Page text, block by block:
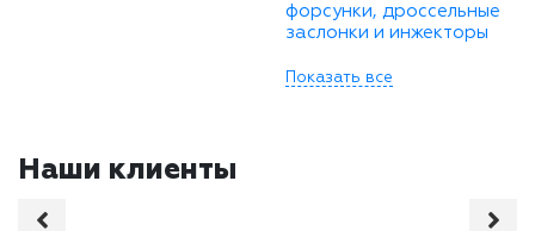
форсунки, дроссельные
заслонки и инжекторы
Показать все
Наши клиенты